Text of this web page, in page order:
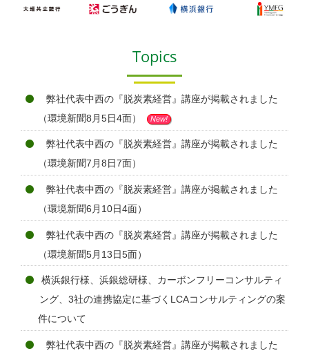
Topics
弊社代表中西の『脱炭素経営』講座が掲載されました
（環境新聞8月5日4面）
New!
弊社代表中西の『脱炭素経営』講座が掲載されました
（環境新聞7月8日7面）
弊社代表中西の『脱炭素経営』講座が掲載されました
（環境新聞6月10日4面）
弊社代表中西の『脱炭素経営』講座が掲載されました
（環境新聞5月13日5面）
横浜銀行様、浜銀総研様、カーボンフリーコンサルティ
ング、3社の連携協定に基づくLCAコンサルティングの案
件について
弊社代表中西の『脱炭素経営』講座が掲載されました